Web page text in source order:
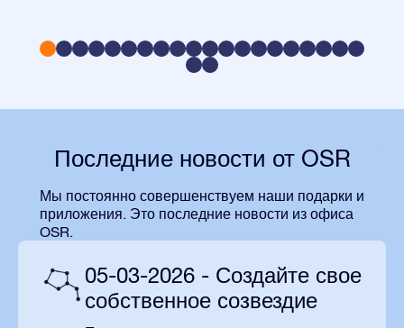
Последние новости от OSR
Мы постоянно совершенствуем наши подарки и
приложения. Это последние новости из офиса
OSR.
05-03-2026 - Создайте свое
собственное созвездие